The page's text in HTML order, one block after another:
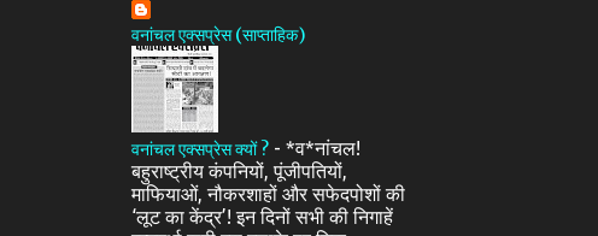
वनांचल एक्सप्रेस (साप्ताहिक)
वनांचल एक्सप्रेस क्यों ? - *व*नांचल!
बहुराष्ट्रीय कंपनियों, पूंजीपतियों,
माफियाओं, नौकरशाहों और सफेदपोशों की
‘लूट का केंद्र’! इन दिनों सभी की निगाहें